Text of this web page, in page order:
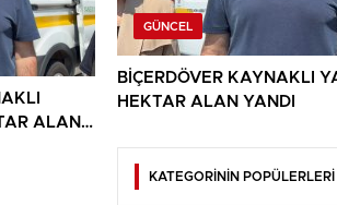
ALAN
GÜNCEL
BİÇERDÖVER KAYNAKLI
HEKTAR ALAN YANDI
KATEGORİNİN POPÜLERLERİ